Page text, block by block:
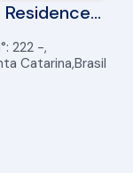
- Praia dos
222 ,
Catarina,Brasil